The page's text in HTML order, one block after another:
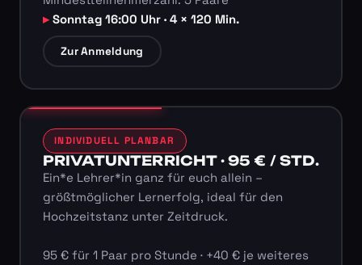
Sonntag 16:00 Uhr · 4 × 120 Min.
Zur Anmeldung
INDIVIDUELL PLANBAR
PRIVATUNTERRICHT · 95 € / STD.
Ein*e Lehrer*in ganz für euch allein –
größtmöglicher Lernerfolg, ideal für den
Hochzeitstanz unter Zeitdruck.
95 € für 1 Paar pro Stunde · +40 € je weiteres